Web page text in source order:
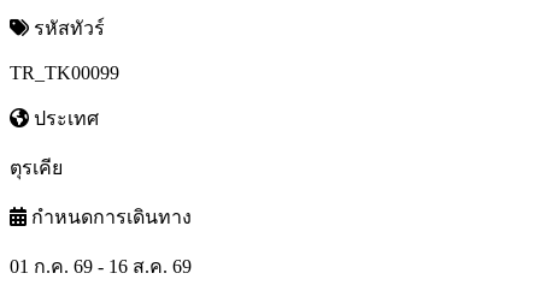
รหัสทัวร์
TR_TK00099
ประเทศ
ตุรเคีย
กำหนดการเดินทาง
01 ก.ค. 69 - 16 ส.ค. 69